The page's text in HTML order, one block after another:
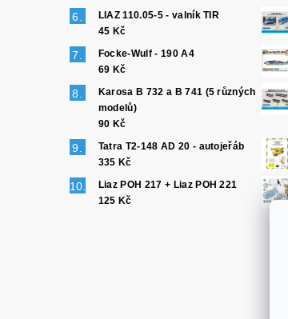
LIAZ 110.05-5 - valník TIR
45 Kč
Focke-Wulf - 190 A4
69 Kč
Karosa B 732 a B 741 (5 různých
modelů)
90 Kč
Tatra T2-148 AD 20 - autojeřáb
335 Kč
Liaz POH 217 + Liaz POH 221
125 Kč